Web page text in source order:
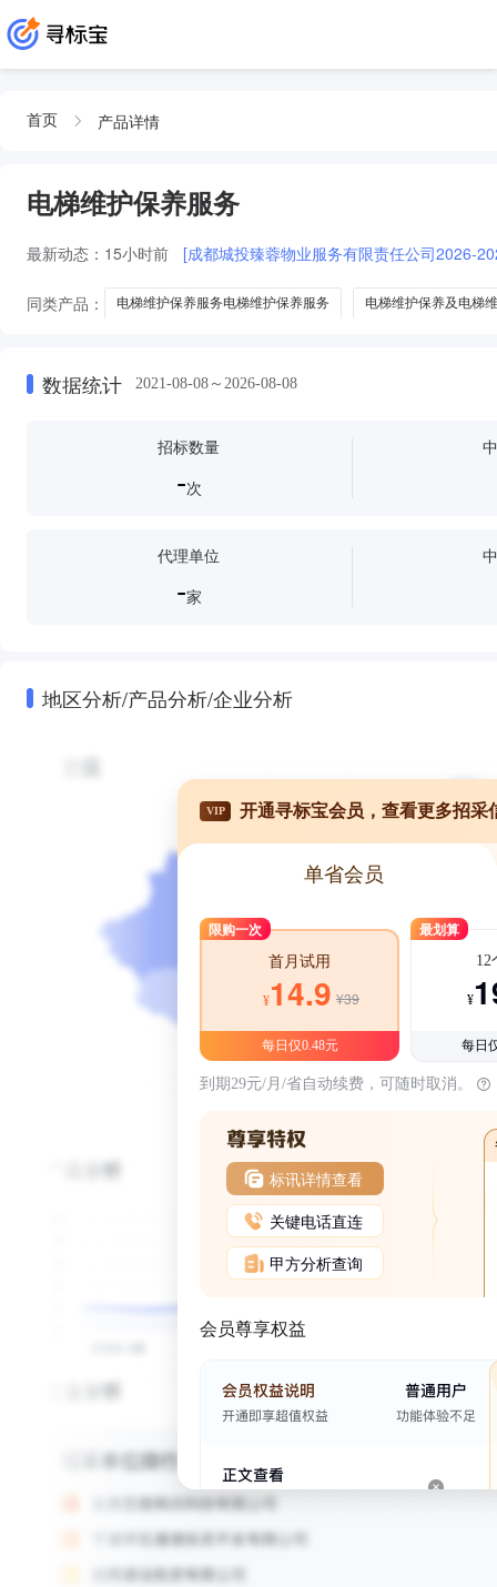
首页 产品详情
电梯维护保养服务
最新动态： 15小时前 [成都城投臻蓉物业服务有限责任公司2026-
同类产品： 电梯维护保养服务电梯维护保养服务 电梯维护保养及电梯
数据统计 2021-08-08～2026-08-08
招标数量
-次
代理单位
-家
地区分析/产品分析/企业分析
VIP 开通寻标宝会员，查看更多招采
单省会员
限购一次
首月试用
¥14.9 ¥39
每日仅0.48元
最划算
12
¥
每日
到期29元/月/省自动续费，可随时取消。
标讯详情查看
关键电话直连
甲方分析查询
会员尊享权益